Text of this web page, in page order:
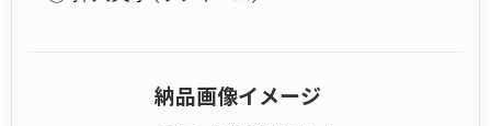
納品画像イメージ